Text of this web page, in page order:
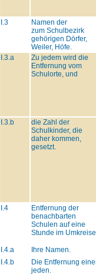
I.3
Namen der
zum Schulbezirk
gehörigen Dörfer,
Weiler, Höfe.
I.3.a
Zu jedem wird die
Entfernung vom
Schulorte, und
I.3.b
die Zahl der
Schulkinder, die
daher kommen,
gesetzt.
I.4
Entfernung der
benachbarten
Schulen auf eine
Stunde im
I.4.a
Ihre Namen.
I.4.b
Die Entfernung
jeden.